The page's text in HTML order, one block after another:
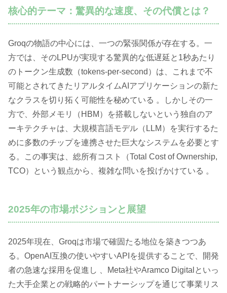
核心的テーマ：驚異的な速度、その代償とは？
Groqの物語の中心には、一つの緊張関係が存在する。一
方では、そのLPUが実現する驚異的な低遅延と1秒あたり
のトークン生成数（tokens-per-second）は、これまで不
可能とされてきたリアルタイムAIアプリケーションの新た
なクラスを切り拓く可能性を秘めている 。しかしその一
方で、外部メモリ（HBM）を搭載しないという独自のア
ーキテクチャは、大規模言語モデル（LLM）を実行するた
めに多数のチップを連携させた巨大なシステムを必要とす
る。この事実は、総所有コスト（Total Cost of Ownership,
TCO）という観点から、複雑な問いを投げかけている 。
2025年の市場ポジションと展望
2025年現在、Groqは市場で確固たる地位を築きつつあ
る。OpenAI互換の使いやすいAPIを提供することで、開発
者の急速な採用を促進し 、Meta社やAramco Digitalといっ
た大手企業との戦略的パートナーシップを通じて事業リス